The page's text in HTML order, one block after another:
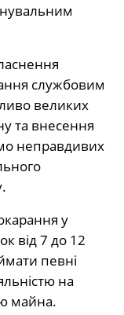
службовим
великих
та внесення
неправдивих
у
від 7 до 12
певні
на
майна.